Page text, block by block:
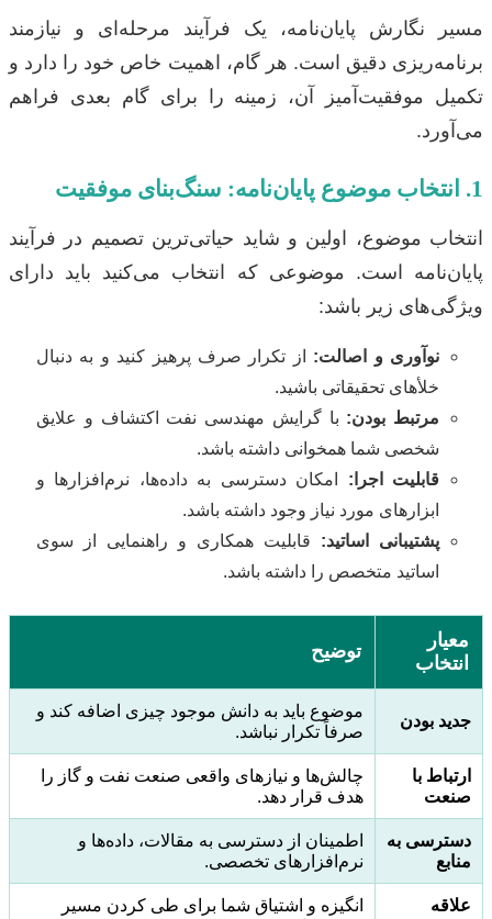
مسیر نگارش پایان‌نامه، یک فرآیند مرحله‌ای و نیازمند
برنامه‌ریزی دقیق است. هر گام، اهمیت خاص خود را دارد و
تکمیل موفقیت‌آمیز آن، زمینه را برای گام بعدی فراهم
می‌آورد.
1. انتخاب موضوع پایان‌نامه: سنگ‌بنای موفقیت
انتخاب موضوع، اولین و شاید حیاتی‌ترین تصمیم در فرآیند
پایان‌نامه است. موضوعی که انتخاب می‌کنید باید دارای
ویژگی‌های زیر باشد:
نوآوری و اصالت: از تکرار صرف پرهیز کنید و به دنبال
خلأهای تحقیقاتی باشید.
مرتبط بودن: با گرایش مهندسی نفت اکتشاف و علایق
شخصی شما همخوانی داشته باشد.
قابلیت اجرا: امکان دسترسی به داده‌ها، نرم‌افزارها و
ابزارهای مورد نیاز وجود داشته باشد.
پشتیبانی اساتید: قابلیت همکاری و راهنمایی از سوی
اساتید متخصص را داشته باشد.
معیار
انتخاب
توضیح
جدید بودن
موضوع باید به دانش موجود چیزی اضافه کند و
صرفاً تکرار نباشد.
ارتباط با
صنعت
چالش‌ها و نیازهای واقعی صنعت نفت و گاز را
هدف قرار دهد.
دسترسی به
منابع
اطمینان از دسترسی به مقالات، داده‌ها و
نرم‌افزارهای تخصصی.
علاقه
انگیزه و اشتیاق شما برای طی کردن مسیر